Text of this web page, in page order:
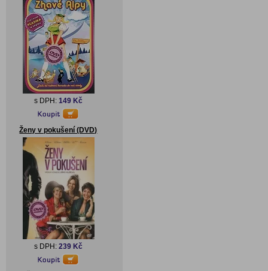
s DPH: 149 Kč
Ženy v pokušení (DVD)
s DPH: 239 Kč